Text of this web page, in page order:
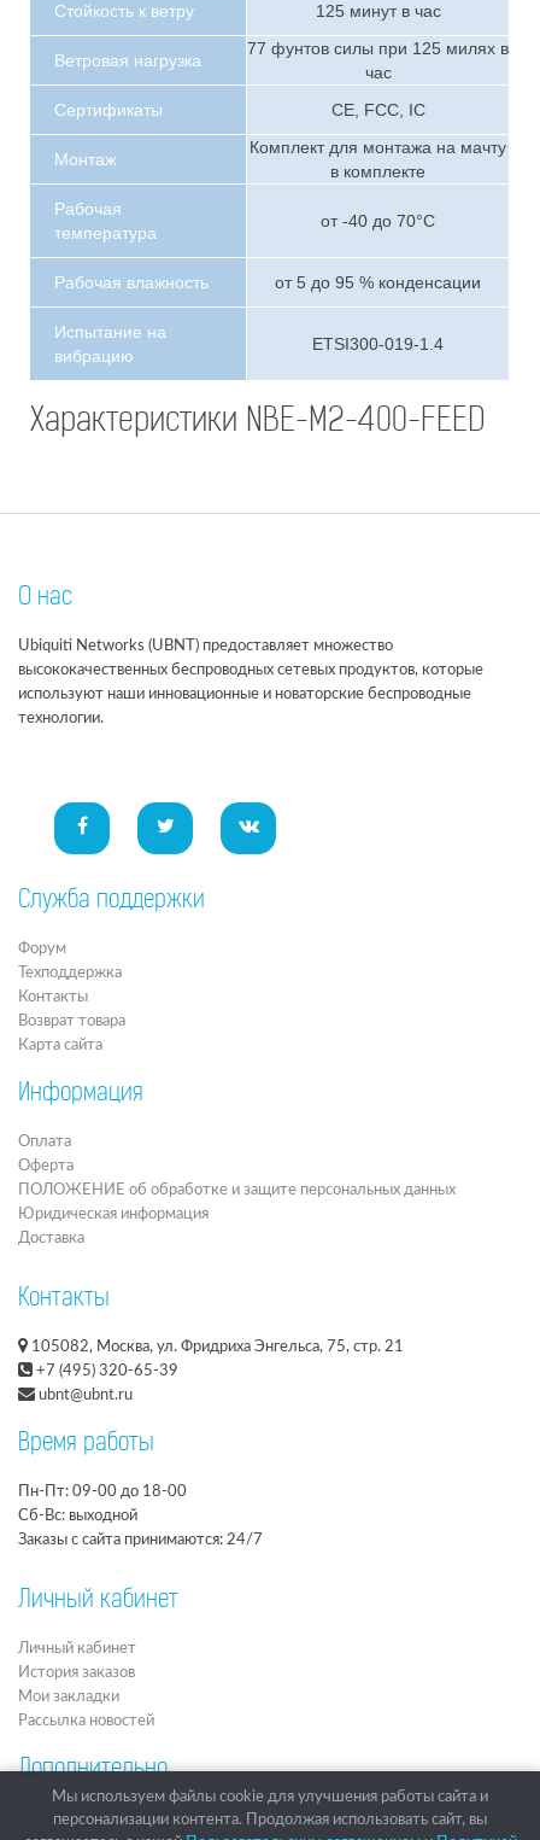
Стойкость к ветру
125 минут в час
Ветровая нагрузка
77 фунтов силы при 125 милях в
час
Сертификаты
CE, FCC, IC
Монтаж
Комплект для монтажа на мачту
в комплекте
Рабочая
температура
от -40 до 70°С
Рабочая влажность от 5 до 95 % конденсации
Испытание на
вибрацию
ETSI300-019-1.4
Характеристики NBE-M2-400-FEED
О нас
Ubiquiti Networks (UBNT) предоставляет множество
высококачественных беспроводных сетевых продуктов, которые
используют наши инновационные и новаторские беспроводные
технологии.
Служба поддержки
Форум
Техподдержка
Контакты
Возврат товара
Карта сайта
Информация
Оплата
Оферта
ПОЛОЖЕНИЕ об обработке и защите персональных данных
Юридическая информация
Доставка
Контакты
105082, Москва, ул. Фридриха Энгельса, 75, стр. 21
+7 (495) 320-65-39
ubnt@ubnt.ru
Время работы
Пн-Пт: 09-00 до 18-00
Сб-Вс: выходной
Заказы с сайта принимаются: 24/7
Личный кабинет
Личный кабинет
История заказов
Мои закладки
Рассылка новостей
Дополнительно
Подарочные сертификаты
Мы используем файлы cookie для улучшения работы сайта и
персонализации контента. Продолжая использовать сайт, вы